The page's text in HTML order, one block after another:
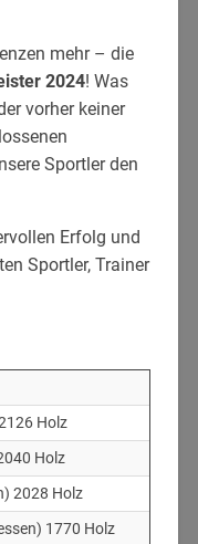
mehr – die
2024! Was
vorher keiner
Sportler den
Erfolg und
Sportler, Trainer
Holz
Holz
2028 Holz
1770 Holz